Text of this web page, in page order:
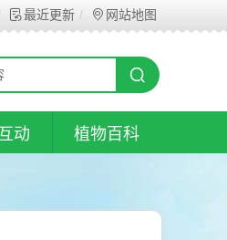
最近更新 网站地图
动 植物百科